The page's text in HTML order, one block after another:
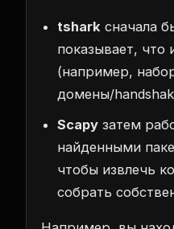
tshark сначала
показывает,
(например,
домены/
Scapy затем
найденными
чтобы извлечь
собрать